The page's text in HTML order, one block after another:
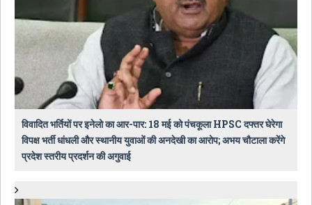
विवादित भर्तियों पर इनेलो का आर-पार: 18 मई को पंचकूला HPSC दफ्तर घेरेगा
विपक्ष भर्ती धांधली और स्थानीय युवाओं की अनदेखी का आरोप; अभय चौटाला करेंगे
प्रदेश स्तरीय प्रदर्शन की अगुवाई